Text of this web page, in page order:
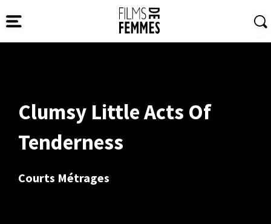
Clumsy Little Acts Of
Tenderness
Courts Métrages